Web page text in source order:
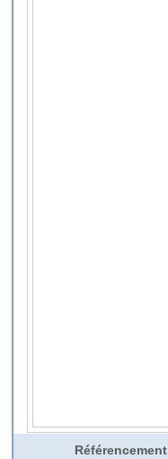
Référencement